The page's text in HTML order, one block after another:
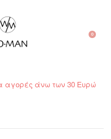
0
άνω των 30 Ευρώ